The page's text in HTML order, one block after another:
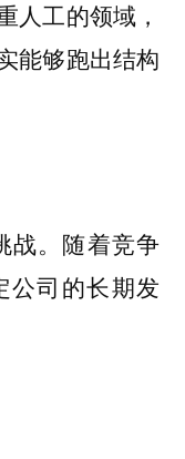
人工的领域，
能够跑出结构
战。随着竞争
公司的长期发